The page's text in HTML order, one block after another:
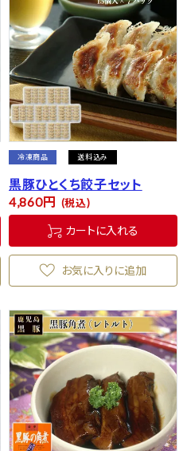
冷凍商品 送料込み
黒豚ひとくち餃子セット
4,860 税込
カートに入れる
お気に入りに追加